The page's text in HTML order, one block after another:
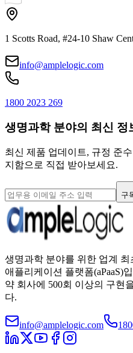
1 Scotts Road, #24-10 Shaw
info@amplelogic.com
1800 2023 269
생명과학 분야의 최신 정
최신 제품 업데이트, 규정 준
지함으로 직접 받아보세요.
구
생명과학 분야를 위한 업계
애플리케이션 플랫폼(aPaaS)
약 회사에 500회 이상의 구현
다.
info@amplelogic.com